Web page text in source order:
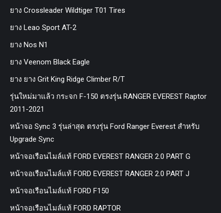
ยาง Crossleader Wildtiger T01 Tires
ยาง Leao Sport AT-2
ยาง Nos N1
ยาง Veenom Black Eagle
ยาง ยาง Grit King Ridge Climber R/T
รุ่นใหม่มาแล้ว กระจก F-150 ตรงรุ่น RANGER EVEREST Raptor
2011-2021
หน้าจอ Sync 3 รุ่นล่าสุด ตรงรุ่น Ford Ranger Everest สำหรับ
Upgrade Sync
หน้าจอเรือนไมล์แท้ FORD EVEREST RANGER 2.0 PART G
หน้าจอเรือนไมล์แท้ FORD EVEREST RANGER 2.0 PART J
หน้าจอเรือนไมล์แท้ FORD F150
หน้าจอเรือนไมล์แท้ FORD RAPTOR